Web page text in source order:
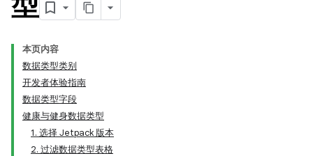
本页内容
数据类型类别
开发者体验指南
数据类型字段
健康与健身数据类型
1. 选择 Jetpack 版本
2. 过滤数据类型表格